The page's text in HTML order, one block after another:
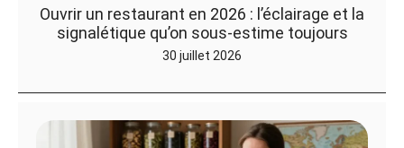
Ouvrir un restaurant en 2026 : l’éclairage et la
signalétique qu’on sous-estime toujours
30 juillet 2026